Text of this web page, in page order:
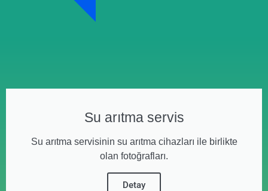
Su arıtma servis
Su arıtma servisinin su arıtma cihazları ile birlikte
olan fotoğrafları.
Detay